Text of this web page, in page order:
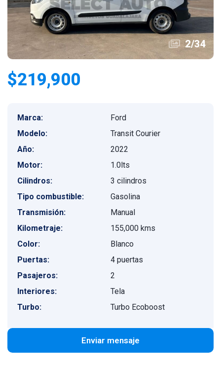
2/34
$219,900
Marca:
Ford
Modelo:
Transit Courier
Año:
2022
Motor:
1.0lts
Cilindros:
3 cilindros
Tipo combustible:
Gasolina
Transmisión:
Manual
Kilometraje:
155,000 kms
Color:
Blanco
Puertas:
4 puertas
Pasajeros:
2
Interiores:
Tela
Turbo:
Turbo Ecoboost
Enviar mensaje